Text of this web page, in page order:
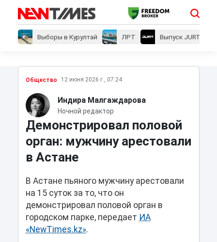
Выборы в Курултай ЛРТ Выпуск JURT
Общество 12 июня 2026 г., 07:24
Индира Малгаждарова
Ночной редактор
Демонстрировал половой
орган: мужчину арестовали
в Астане
В Астане пьяного мужчину арестовали
на 15 суток за то, что он
демонстрировал половой орган в
городском парке, передает ИА
«NewTimes.kz».